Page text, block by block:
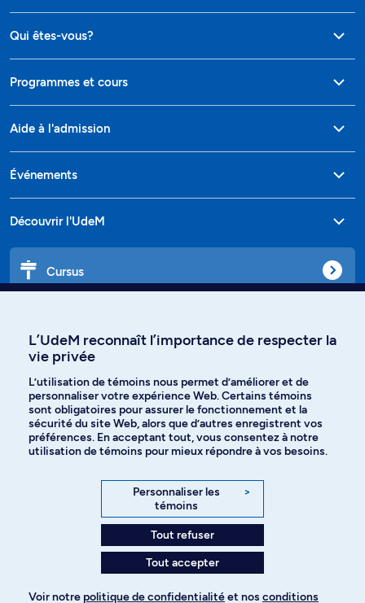
Qui êtes-vous?
Programmes et cours
Aide à l'admission
Événements
Découvrir l'UdeM
Cursus
Langues
Facebook Instagram
YouTube
Politique de confidentialité
L’UdeM reconnaît l’importance de respecter la
vie privée
L’utilisation de témoins nous permet d’améliorer et de
personnaliser votre expérience Web. Certains témoins
sont obligatoires pour assurer le fonctionnement et la
sécurité du site Web, alors que d’autres enregistrent vos
préférences. En acceptant tout, vous consentez à notre
utilisation de témoins pour mieux répondre à vos besoins.
Personnaliser les
témoins
>
Tout refuser
Tout accepter
Voir notre politique de confidentialitéet nos conditions